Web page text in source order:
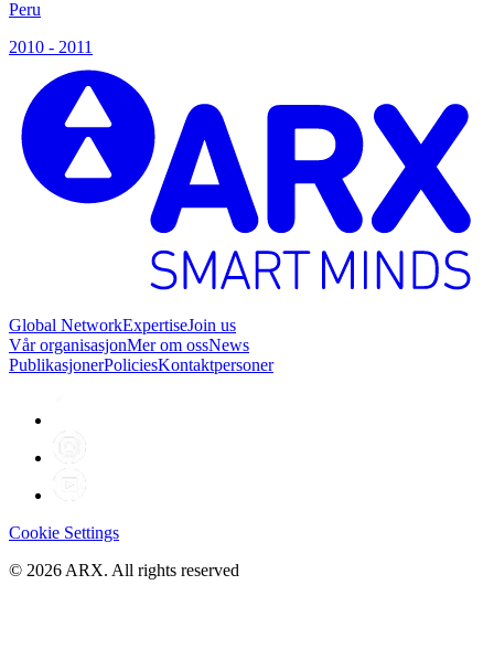
Peru
2010 - 2011
Global NetworkExpertiseJoin us
Vår organisasjonMer om ossNews
PublikasjonerPoliciesKontaktpersoner
Cookie Settings
© 2026 ARX. All rights reserved